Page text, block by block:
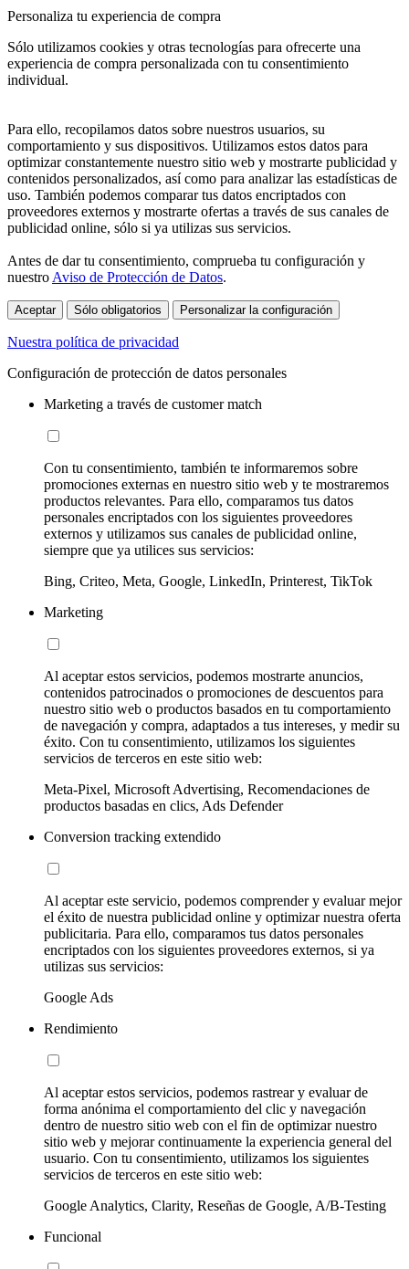
Personaliza tu experiencia de compra
Sólo utilizamos cookies y otras tecnologías para ofrecerte una
experiencia de compra personalizada con tu consentimiento
individual.
Para ello, recopilamos datos sobre nuestros usuarios, su
comportamiento y sus dispositivos. Utilizamos estos datos para
optimizar constantemente nuestro sitio web y mostrarte publicidad y
contenidos personalizados, así como para analizar las estadísticas de
uso. También podemos comparar tus datos encriptados con
proveedores externos y mostrarte ofertas a través de sus canales de
publicidad online, sólo si ya utilizas sus servicios.
Antes de dar tu consentimiento, comprueba tu configuración y
nuestro Aviso de Protección de Datos.
Aceptar Sólo obligatorios Personalizar la configuración
Nuestra política de privacidad
Configuración de protección de datos personales
Marketing a través de customer match
Con tu consentimiento, también te informaremos sobre
promociones externas en nuestro sitio web y te mostraremos
productos relevantes. Para ello, comparamos tus datos
personales encriptados con los siguientes proveedores
externos y utilizamos sus canales de publicidad online,
siempre que ya utilices sus servicios:
Bing, Criteo, Meta, Google, LinkedIn, Printerest, TikTok
Marketing
Al aceptar estos servicios, podemos mostrarte anuncios,
contenidos patrocinados o promociones de descuentos para
nuestro sitio web o productos basados en tu comportamiento
de navegación y compra, adaptados a tus intereses, y medir su
éxito. Con tu consentimiento, utilizamos los siguientes
servicios de terceros en este sitio web:
Meta-Pixel, Microsoft Advertising, Recomendaciones de
productos basadas en clics, Ads Defender
Conversion tracking extendido
Al aceptar este servicio, podemos comprender y evaluar mejor
el éxito de nuestra publicidad online y optimizar nuestra oferta
publicitaria. Para ello, comparamos tus datos personales
encriptados con los siguientes proveedores externos, si ya
utilizas sus servicios:
Google Ads
Rendimiento
Al aceptar estos servicios, podemos rastrear y evaluar de
forma anónima el comportamiento del clic y navegación
dentro de nuestro sitio web con el fin de optimizar nuestro
sitio web y mejorar continuamente la experiencia general del
usuario. Con tu consentimiento, utilizamos los siguientes
servicios de terceros en este sitio web:
Google Analytics, Clarity, Reseñas de Google, A/B-Testing
Funcional